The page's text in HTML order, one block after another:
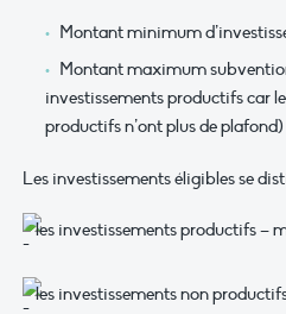
Montant minimum
Montant maximum
investissements productifs car
productifs n’ont plus de plafond)
Les investissements éligibles se
les investissements productifs –
les investissements non